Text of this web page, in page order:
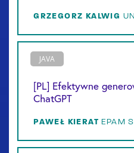
GRZEGORZ KALWIG
JAVA
[PL] Efektywne
ChatGPT
PAWEŁ KIERAT EPAM